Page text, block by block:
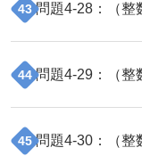
43 問題4-28 ：（整
44 問題4-29 ：（整
45 問題4-30 ：（整